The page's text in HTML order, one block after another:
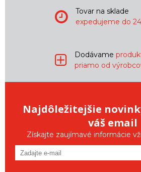
Tovar na sklade
expedujeme do
Dodávame
priamo od
Najdôležitejšie
váš email
Získajte zaujímavé informácie